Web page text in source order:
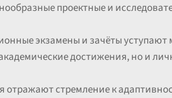
проектные и
экзамены и зачёты уступают
достижения, но и
стремление к